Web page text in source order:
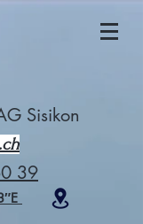
Sisikon
39